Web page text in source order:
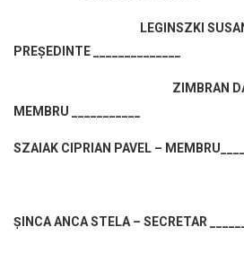
LEGINSZKI SUSANA
PREȘEDINTE ______________
ZIMBRAN DARIUS
MEMBRU ___________
SZAIAK CIPRIAN PAVEL –
ȘINCA ANCA STELA – SECRETAR